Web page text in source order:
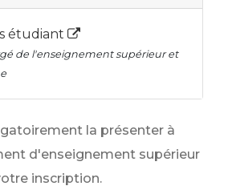
étudiant
de l'enseignement supérieur et
la présenter à
d'enseignement supérieur
inscription.